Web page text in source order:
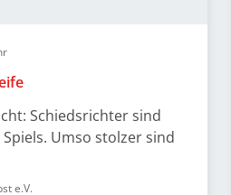
Schiedsrichter sind
Umso stolzer sind
e.V.